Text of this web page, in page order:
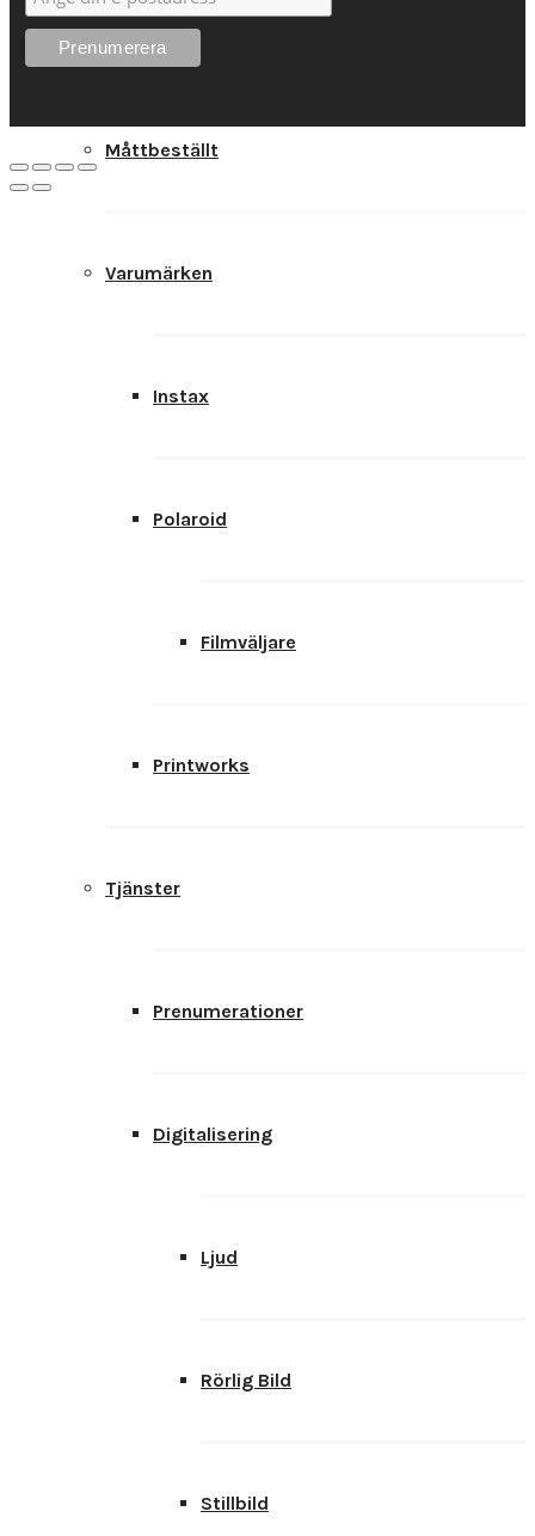
Skrivare
Måttbeställt
Varumärken
Instax
Polaroid
Filmväljare
Printworks
Tjänster
Prenumerationer
Digitalisering
Ljud
Rörlig Bild
Stillbild